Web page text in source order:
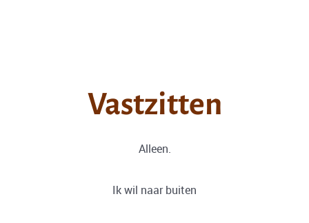
Vastzitten
Alleen.
Ik wil naar buiten